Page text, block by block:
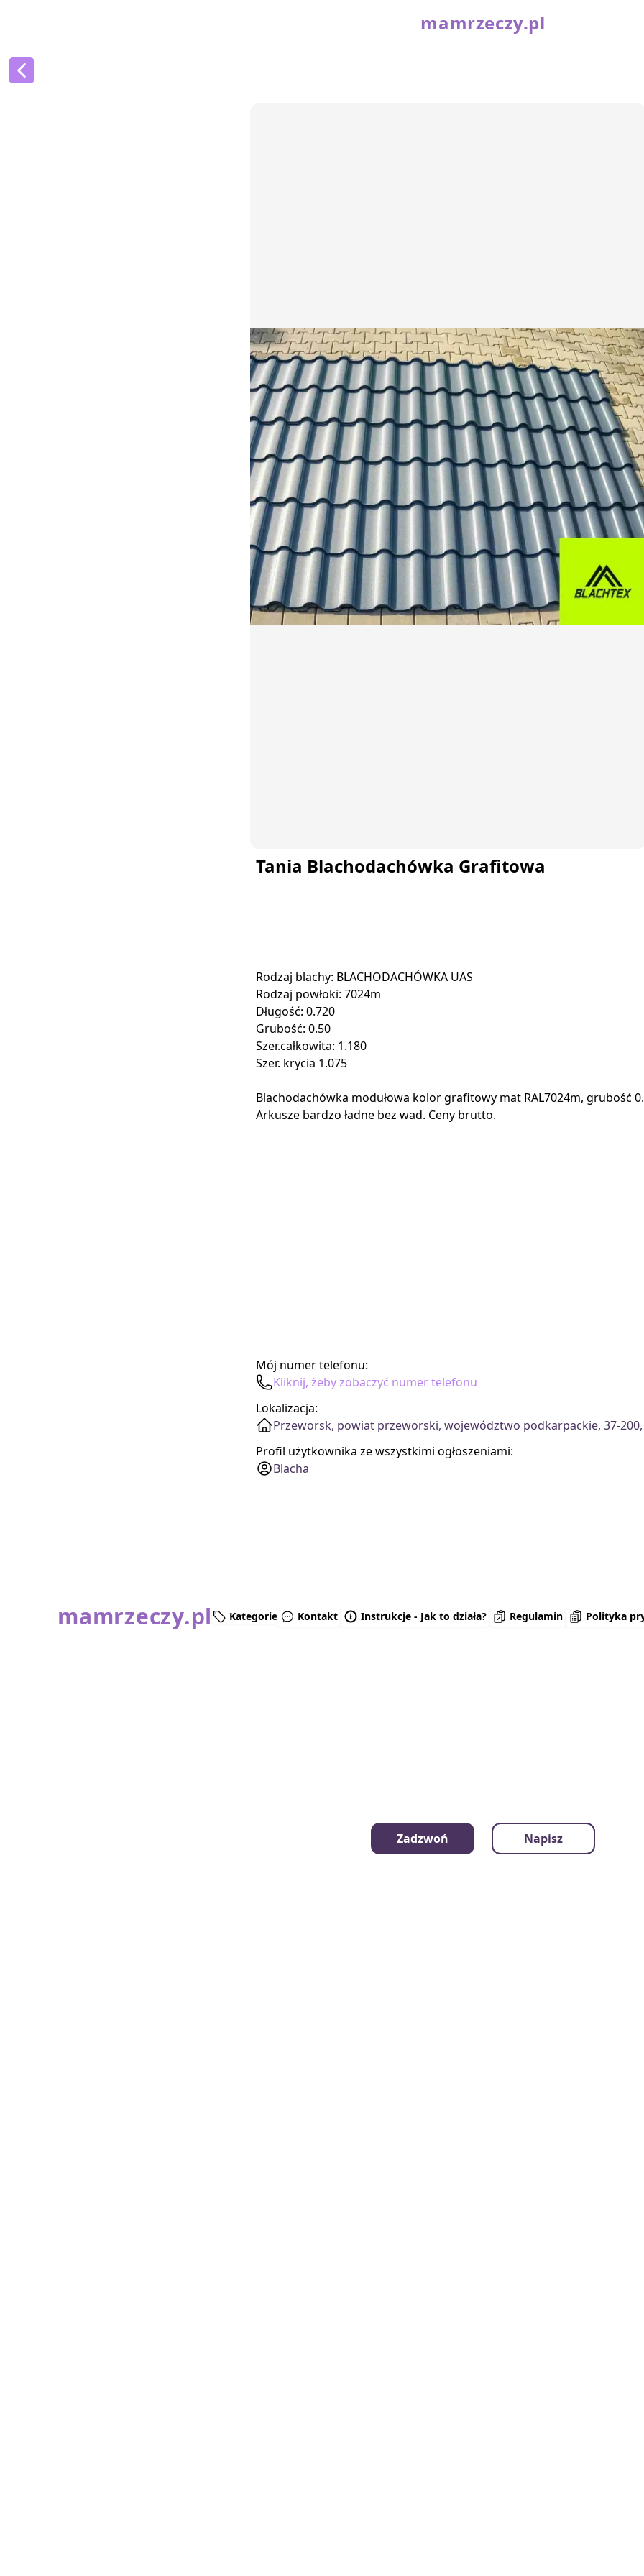
mamrzeczy.pl
Tania Blachodachówka Grafitowa
Rodzaj blachy: BLACHODACHÓWKA UAS
Rodzaj powłoki: 7024m
Długość: 0.720
Grubość: 0.50
Szer.całkowita: 1.180
Szer. krycia 1.075
Blachodachówka modułowa kolor grafitowy mat RAL7024m, grubość
Arkusze bardzo ładne bez wad. Ceny brutto.
Mój numer telefonu:
Kliknij, żeby zobaczyć numer telefonu
Lokalizacja:
Przeworsk, powiat przeworski, województwo podkarpackie, 37-200,
Profil użytkownika ze wszystkimi ogłoszeniami:
Blacha
Zadzwoń Napisz
mamrzeczy.pl Kategorie Kontakt Instrukcje - Jak to działa? Regulamin Polityka